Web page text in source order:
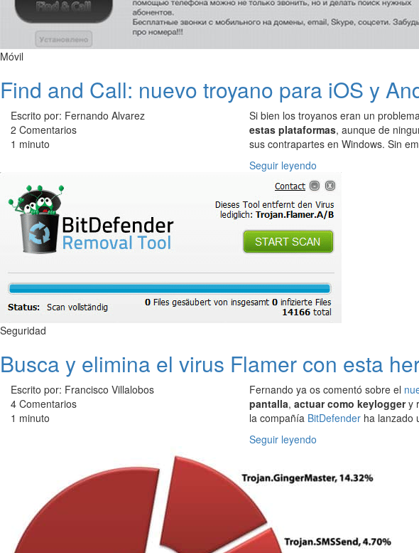
Móvil
Find and Call: nuevo troyano para iOS y
Escrito por: Fernando Alvarez
2 Comentarios
1 minuto
Si bien los troyanos eran un
estas plataformas, aunque de
sus contrapartes en Windows. Sin
Seguir leyendo
Seguridad
Busca y elimina el virus Flamer con esta
Escrito por: Francisco Villalobos
4 Comentarios
1 minuto
Fernando ya os comentó sobre el
pantalla, actuar como keyloggery
la compañía BitDefender ha lanzado
Seguir leyendo